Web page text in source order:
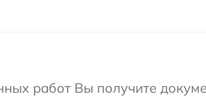
работ Вы получите